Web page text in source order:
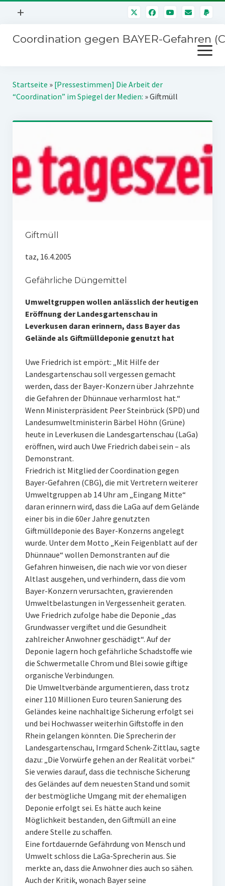
Menü
+
Mitmachen
Über uns
Coordination gegen BAYER-Gefahren
Menü
öffnen
Kampagnen
Jahrestagung
SPENDEN
Startseite » [Pressestimmen] Die Arbeit der
“Coordination” im Spiegel der Medien: »Giftmüll
Giftmüll
taz, 16.4.2005
Gefährliche Düngemittel
Umweltgruppen wollen anlässlich der heutigen
Eröffnung der Landesgartenschau in
Leverkusen daran erinnern, dass Bayer das
Gelände als Giftmülldeponie genutzt hat
Uwe Friedrich ist empört: „Mit Hilfe der
Landesgartenschau soll vergessen gemacht
werden, dass der Bayer-Konzern über Jahrzehnte
die Gefahren der Dhünnaue verharmlost hat.“
Wenn Ministerpräsident Peer Steinbrück (SPD) und
Landesumweltministerin Bärbel Höhn (Grüne)
heute in Leverkusen die Landesgartenschau (LaGa)
eröffnen, wird auch Uwe Friedrich dabei sein – als
Demonstrant.
Friedrich ist Mitglied der Coordination gegen
Bayer-Gefahren (CBG), die mit Vertretern weiterer
Umweltgruppen ab 14 Uhr am „Eingang Mitte“
daran erinnern wird, dass die LaGa auf dem Gelände
einer bis in die 60er Jahre genutzten
Giftmülldeponie des Bayer-Konzerns angelegt
wurde. Unter dem Motto „Kein Feigenblatt auf der
Dhünnaue“ wollen Demonstranten auf die
Gefahren hinweisen, die nach wie vor von dieser
Altlast ausgehen, und verhindern, dass die vom
Bayer-Konzern verursachten, gravierenden
Umweltbelastungen in Vergessenheit geraten.
Uwe Friedrich zufolge habe die Deponie „das
Grundwasser vergiftet und die Gesundheit
zahlreicher Anwohner geschädigt“. Auf der
Deponie lagern hoch gefährliche Schadstoffe wie
die Schwermetalle Chrom und Blei sowie giftige
organische Verbindungen.
Die Umweltverbände argumentieren, dass trotz
einer 110 Millionen Euro teuren Sanierung des
Geländes keine nachhaltige Sicherung erfolgt sei
und bei Hochwasser weiterhin Giftstoffe in den
Rhein gelangen könnten. Die Sprecherin der
Landesgartenschau, Irmgard Schenk-Zittlau, sagte
dazu: „Die Vorwürfe gehen an der Realität vorbei.“
Sie verwies darauf, dass die technische Sicherung
des Geländes auf dem neuesten Stand und somit
der bestmögliche Umgang mit der ehemaligen
Deponie erfolgt sei. Es hätte auch keine
Möglichkeit bestanden, den Giftmüll an eine
andere Stelle zu schaffen.
Eine fortdauernde Gefährdung von Mensch und
Umwelt schloss die LaGa-Sprecherin aus. Sie
merkte an, dass die Anwohner dies auch so sähen.
Auch der Kritik, wonach Bayer seine